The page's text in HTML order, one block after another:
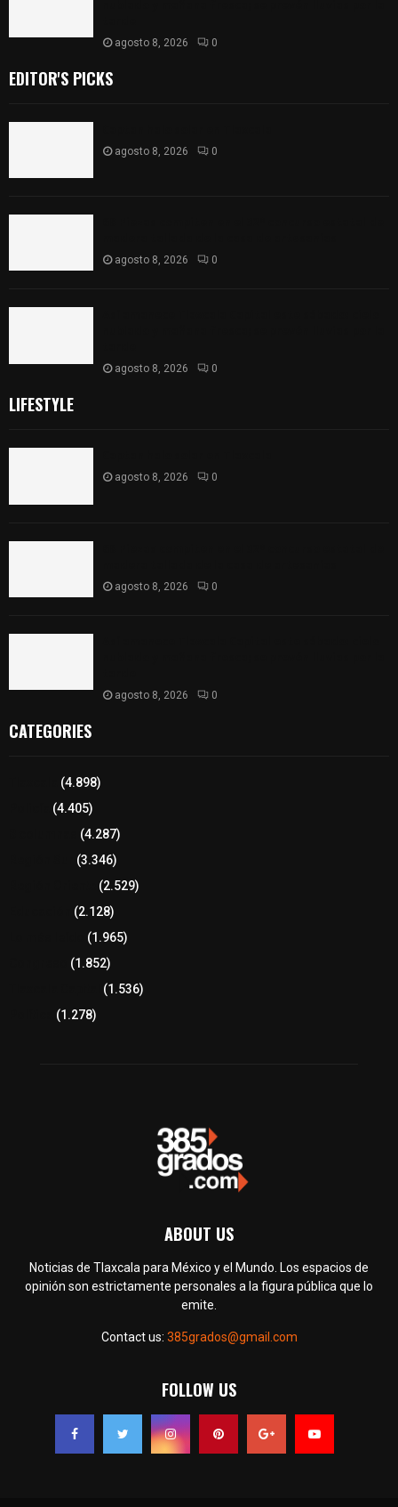
agosto 8, 2026 0
EDITOR'S PICKS
agosto 8, 2026 0
agosto 8, 2026 0
agosto 8, 2026 0
LIFESTYLE
agosto 8, 2026 0
agosto 8, 2026 0
agosto 8, 2026 0
CATEGORIES
(4.898)
(4.405)
(4.287)
(3.346)
(2.529)
(2.128)
(1.965)
(1.852)
(1.536)
(1.278)
ABOUT US
Noticias de Tlaxcala para México y el Mundo. Los espacios de
opinión son estrictamente personales a la figura pública que lo
emite.
Contact us: 385grados@gmail.com
FOLLOW US